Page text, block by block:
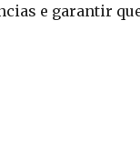
e garantir